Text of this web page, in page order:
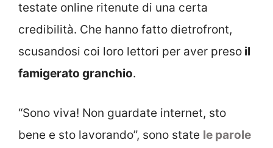
testate online ritenute di una certa
credibilità. Che hanno fatto dietrofront,
scusandosi coi loro lettori per aver preso il
famigerato granchio.
“Sono viva! Non guardate internet, sto
bene e sto lavorando”, sono state le parole